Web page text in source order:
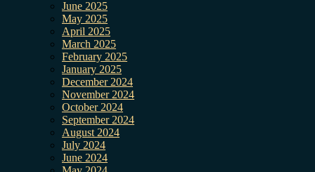
June 2025
May 2025
April 2025
March 2025
February 2025
January 2025
December 2024
November 2024
October 2024
September 2024
August 2024
July 2024
June 2024